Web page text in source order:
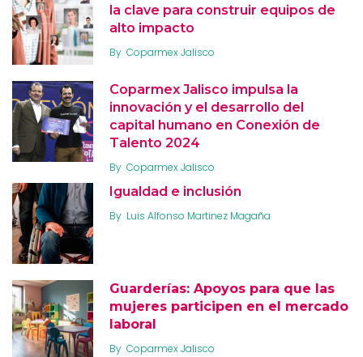
la clave para construir equipos de
alto impacto
By Coparmex Jalisco
Coparmex Jalisco impulsa la
innovación y el desarrollo del
capital humano en Conexión de
Talento 2024
By Coparmex Jalisco
Igualdad e inclusión
By Luis Alfonso Martinez Magaña
Guarderías: Apoyos para que las
mujeres participen en el mercado
laboral
By Coparmex Jalisco